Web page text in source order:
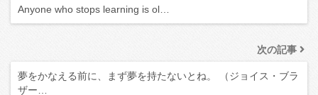
Anyone who stops learning is ol…
次の記事
夢をかなえる前に、まず夢を持たないとね。 （ジョイス・ブラ
ザー…